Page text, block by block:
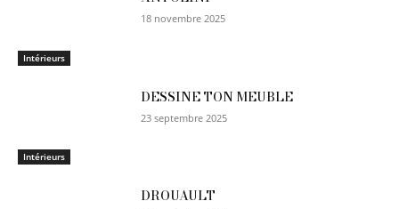
Intérieurs
18 novembre 2025
Intérieurs
DESSINE TON MEUBLE
23 septembre 2025
DROUAULT